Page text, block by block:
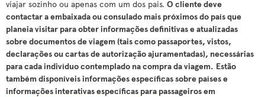
viajar sozinho ou apenas com um dos pais. O cliente deve
contactar a embaixada ou consulado mais próximos do país que
planeia visitar para obter informações definitivas e atualizadas
sobre documentos de viagem (tais como passaportes, vistos,
declarações ou cartas de autorização ajuramentadas), necessárias
para cada indivíduo contemplado na compra da viagem. Estão
também disponíveis informações específicas sobre países e
informações interativas específicas para passageiros em